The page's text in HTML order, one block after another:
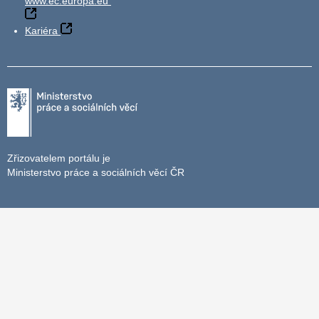
Kariéra
Zřizovatelem portálu je
Ministerstvo práce a sociálních věcí ČR